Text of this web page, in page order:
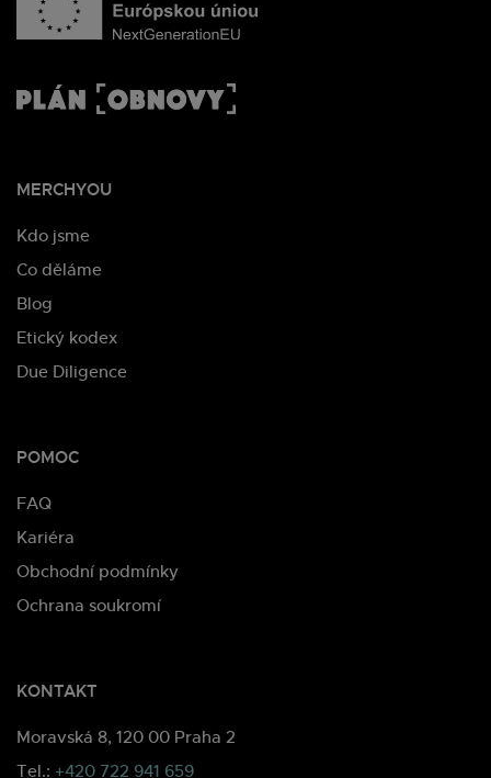
MERCHYOU
Kdo jsme
Co děláme
Blog
Etický kodex
Due Diligence
POMOC
FAQ
Kariéra
Obchodní podmínky
Ochrana soukromí
KONTAKT
Moravská 8, 120 00 Praha 2
Tel.: +420 722 941 659